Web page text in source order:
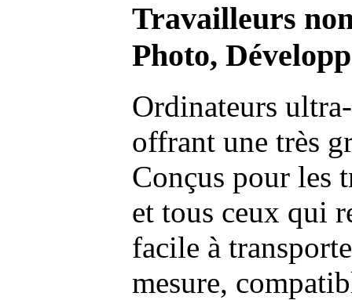
Travailleurs
Photo,
Ordinateurs
offrant une très
Conçus pour les
et tous ceux qui
facile à
mesure,